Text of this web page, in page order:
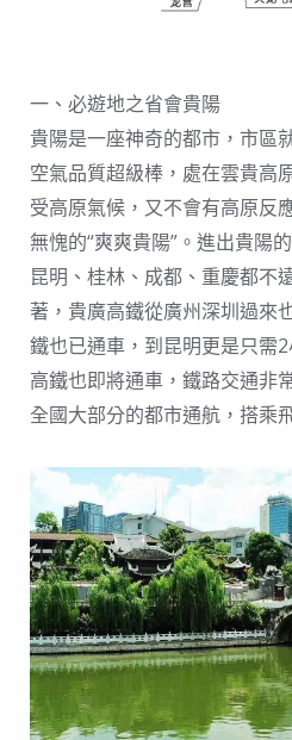
一、必遊地之省會貴陽
貴陽是一座神奇的都市，市區
空氣品質超級棒，處在雲貴高
受高原氣候，又不會有高原反
無愧的“爽爽貴陽”。進出貴陽
昆明、桂林、成都、重慶都不
著，貴廣高鐵從廣州深圳過來
鐵也已通車，到昆明更是只需
高鐵也即將通車，鐵路交通非
全國大部分的都市通航，搭乘